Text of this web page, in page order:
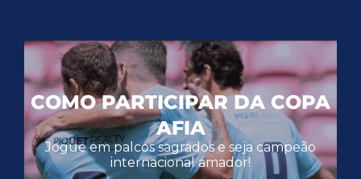
COMO PARTICIPAR DA COPA
AFIA
Jogue em palcos sagrados e seja campeão
internacional amador!